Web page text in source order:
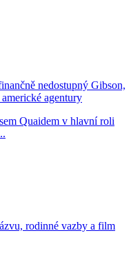
nedostupný Gibson,
agentury
Quaidem v hlavní roli
rodinné vazby a film